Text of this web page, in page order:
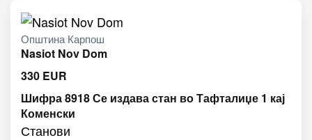
Општина Карпош
Nasiot Nov Dom
330 EUR
Шифра 8918 Се издава стан во Тафталиџе 1 кај
Коменски
Станови